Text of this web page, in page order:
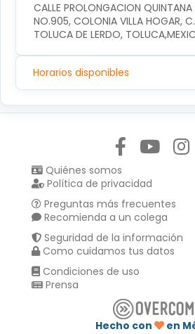
CALLE PROLONGACION QUINTANA
NO.905, COLONIA VILLA HOGAR,
TOLUCA DE LERDO,
Horarios disponibles
Quiénes somos
Política de privacidad
Preguntas más frecuentes
Recomienda a un colega
Seguridad de la información
Como cuidamos tus datos
Condiciones de uso
Prensa
Hecho con en